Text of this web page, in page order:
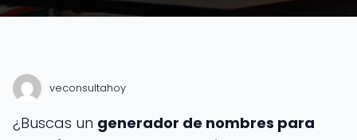
veconsultahoy
¿Buscas un generador de nombres para